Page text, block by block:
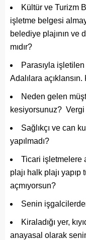
Kültür ve Turizm
işletme belgesi
belediye plajının ve
mıdır?
Parasıyla
Adalılara
Neden gelen
kesiyorsunuz? Vergi
Sağlıkçı ve can
yapılmadı?
Ticari işletmelere
plajı halk plajı
açmıyorsun?
Senin
Kiraladığı yer,
anayasal olarak senin